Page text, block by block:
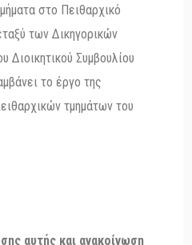
στο Πειθαρχικό
των Δικηγορικών
Διοικητικού Συμβουλίου
το έργο της
τμημάτων του
αυτής και ανακοίνωση